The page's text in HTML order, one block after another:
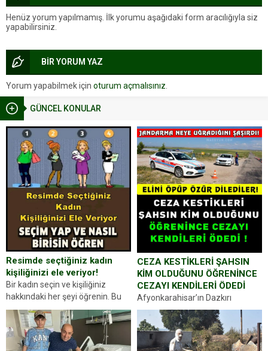
GÜNCEL KONULAR
Resimde seçtiğiniz kadın
kişiliğinizi ele veriyor!
Bir kadın seçin ve kişiliğiniz
hakkındaki her şeyi öğrenin. Bu
kez karşınıza oldukça farklı bir
kişilik testiyle çıkıyoruz. Resimde
gördüğünüz kadın figürlerinden
dikkatinizi en...
CEZA KESTİKLERİ ŞAHSIN
KİM OLDUĞUNU ÖĞRENİNCE
CEZAYI KENDİLERİ ÖDEDİ
Afyonkarahisar’ın Dazkırı
ilçesinde trafik uygulaması
yapan jandarma ekipleri
durdurdukları bir otomobilin
sürücüsünden ehliyet ve ruhsat
Henüz yorum yapılmamış. İlk yorumu aşağıdaki form aracılığıyla siz
yapabilirsiniz.
BİR YORUM YAZ
Yorum yapabilmek için oturum açmalısınız